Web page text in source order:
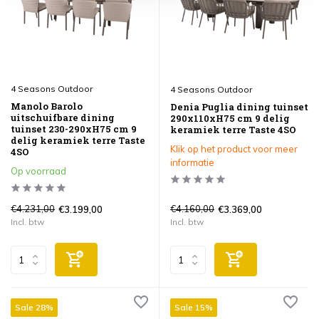
4 Seasons Outdoor
Manolo Barolo
uitschuifbare dining
tuinset 230-290xH75 cm 9
delig keramiek terre Taste
4SO
Op voorraad
€4.231,00 €3.199,00
Incl. btw
4 Seasons Outdoor
Denia Puglia dining tuinset
290x110xH75 cm 9 delig
keramiek terre Taste 4SO
Klik op het product voor meer
informatie
€4.160,00 €3.369,00
Incl. btw
Sale 28% Sale 15%